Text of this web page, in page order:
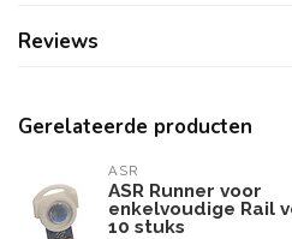
Reviews
Gerelateerde producten
ASR
ASR Runner voor
enkelvoudige Rail
10 stuks